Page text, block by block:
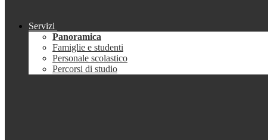
Servizi
Panoramica
Famiglie e studenti
Personale scolastico
Percorsi di studio